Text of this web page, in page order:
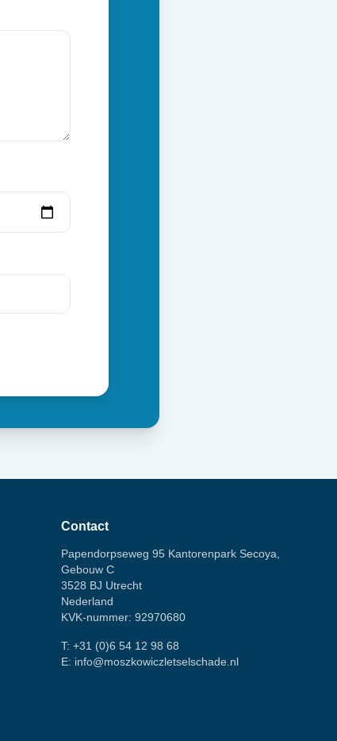
Contact
Papendorpseweg 95 Kantorenpark Secoya,
Gebouw C
3528 BJ Utrecht
Nederland
KVK-nummer: 92970680
T: +31 (0)6 54 12 98 68
E: info@moszkowiczletselschade.nl